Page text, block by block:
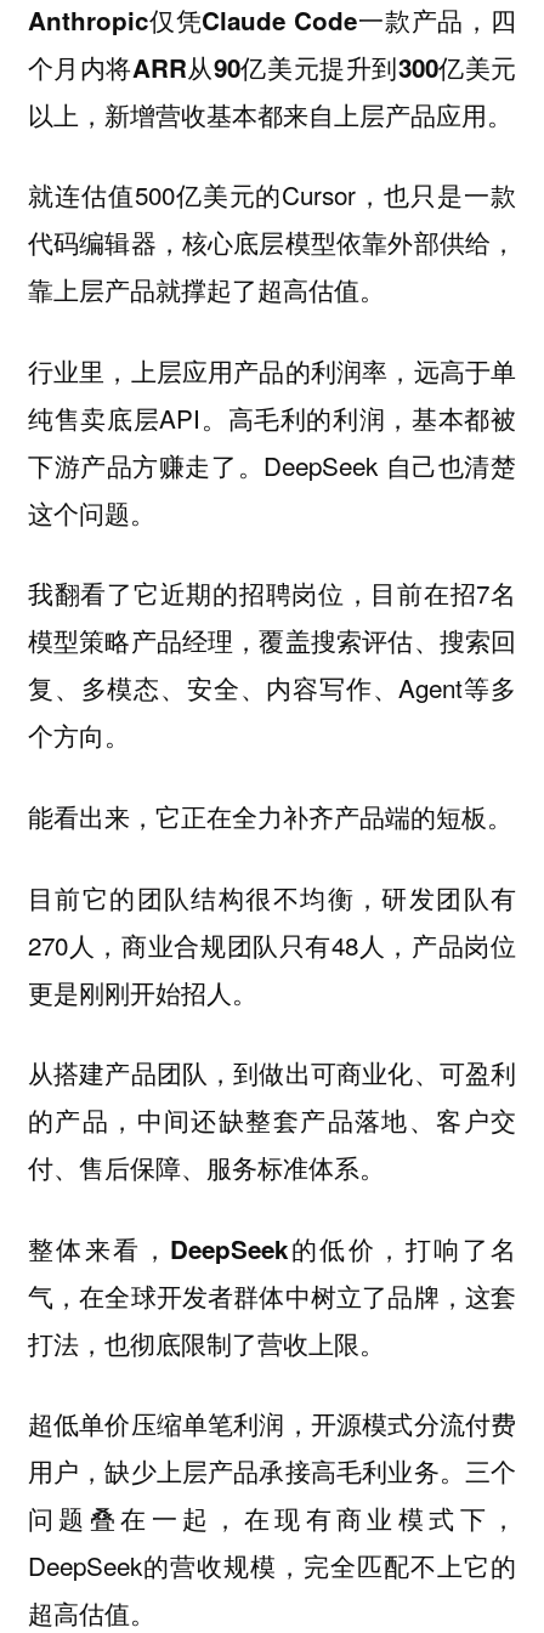
Anthropic仅凭Claude Code一款产品，四
个月内将ARR从90亿美元提升到300亿美元
以上，新增营收基本都来自上层产品应用。
就连估值500亿美元的Cursor，也只是一款
代码编辑器，核心底层模型依靠外部供给，
靠上层产品就撑起了超高估值。
行业里，上层应用产品的利润率，远高于单
纯售卖底层API。高毛利的利润，基本都被
下游产品方赚走了。DeepSeek 自己也清楚
这个问题。
我翻看了它近期的招聘岗位，目前在招7名
模型策略产品经理，覆盖搜索评估、搜索回
复、多模态、安全、内容写作、Agent等多
个方向。
能看出来，它正在全力补齐产品端的短板。
目前它的团队结构很不均衡，研发团队有
270人，商业合规团队只有48人，产品岗位
更是刚刚开始招人。
从搭建产品团队，到做出可商业化、可盈利
的产品，中间还缺整套产品落地、客户交
付、售后保障、服务标准体系。
整体来看，DeepSeek的低价，打响了名
气，在全球开发者群体中树立了品牌，这套
打法，也彻底限制了营收上限。
超低单价压缩单笔利润，开源模式分流付费
用户，缺少上层产品承接高毛利业务。三个
问题叠在一起，在现有商业模式下，
DeepSeek的营收规模，完全匹配不上它的
超高估值。